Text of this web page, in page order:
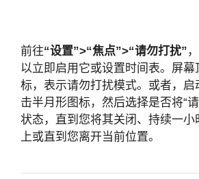
前往“设置”>“焦点”>“请勿打扰”
以立即启用它或设置时间表。屏幕
标，表示请勿打扰模式。或者，启
击半月形图标，然后选择是否将“
状态，直到您将其关闭、持续一小
上或直到您离开当前位置。